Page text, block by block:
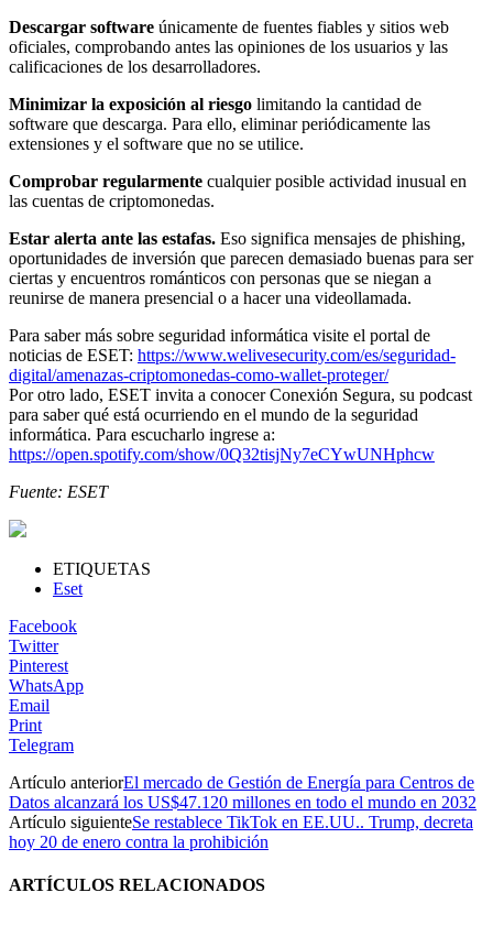
Descargar software únicamente de fuentes fiables y sitios web
oficiales, comprobando antes las opiniones de los usuarios y las
calificaciones de los desarrolladores.
Minimizar la exposición al riesgo limitando la cantidad de
software que descarga. Para ello, eliminar periódicamente las
extensiones y el software que no se utilice.
Comprobar regularmente cualquier posible actividad inusual en
las cuentas de criptomonedas.
Estar alerta ante las estafas. Eso significa mensajes de phishing,
oportunidades de inversión que parecen demasiado buenas para ser
ciertas y encuentros románticos con personas que se niegan a
reunirse de manera presencial o a hacer una videollamada.
Para saber más sobre seguridad informática visite el portal de
noticias de ESET: https://www.welivesecurity.com/es/seguridad-
digital/amenazas-criptomonedas-como-wallet-proteger/
Por otro lado, ESET invita a conocer Conexión Segura, su podcast
para saber qué está ocurriendo en el mundo de la seguridad
informática. Para escucharlo ingrese a:
https://open.spotify.com/show/0Q32tisjNy7eCYwUNHphcw
Fuente: ESET
ETIQUETAS
Eset
Facebook
Twitter
Pinterest
WhatsApp
Email
Print
Telegram
Artículo anteriorEl mercado de Gestión de Energía para Centros de
Datos alcanzará los US$47.120 millones en todo el mundo en 2032
Artículo siguienteSe restablece TikTok en EE.UU.. Trump, decreta
hoy 20 de enero contra la prohibición
ARTÍCULOS RELACIONADOS